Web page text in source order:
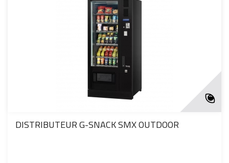
DISTRIBUTEUR G-SNACK SMX OUTDOOR